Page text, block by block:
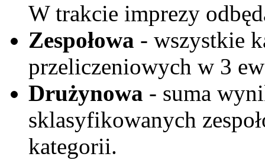
W trakcie imprezy
Zespołowa - wszystkie
przeliczeniowych w 3
Drużynowa - suma
sklasyfikowanych
kategorii.